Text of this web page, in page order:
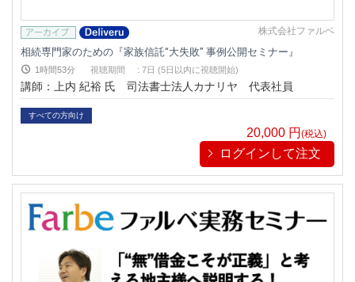
株式会社ファルベ
相続専門家のための『家族信託“大失敗” 事例公開セミナー』
1時間53分 視聴期間 : 7日 (5日以内に視聴開始)
講師：上内 紀裕 氏 司法書士法人カナリヤ 代表社員
すべての方向け
20,000 円(税込)
ログインして注文